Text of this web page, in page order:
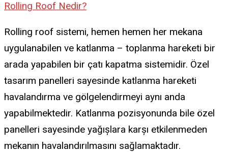
Rolling Roof Nedir?
Rolling roof sistemi, hemen hemen her mekana
uygulanabilen ve katlanma – toplanma hareketi bir
arada yapabilen bir çatı kapatma sistemidir. Özel
tasarım panelleri sayesinde katlanma hareketi
havalandırma ve gölgelendirmeyi aynı anda
yapabilmektedir. Katlanma pozisyonunda bile özel
panelleri sayesinde yağışlara karşı etkilenmeden
mekanın havalandırılmasını sağlamaktadır.